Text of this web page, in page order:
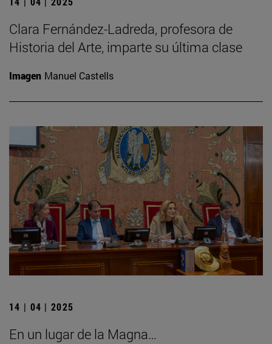
Clara Fernández-Ladreda, profesora de
Historia del Arte, imparte su última clase
Imagen Manuel Castells
14 | 04 | 2025
En un lugar de la Magna…